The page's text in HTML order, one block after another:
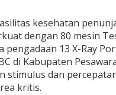
kesehatan
dengan 80 mesin
pengadaan 13 X-Ray
di Kabupaten
stimulus dan
kritis.